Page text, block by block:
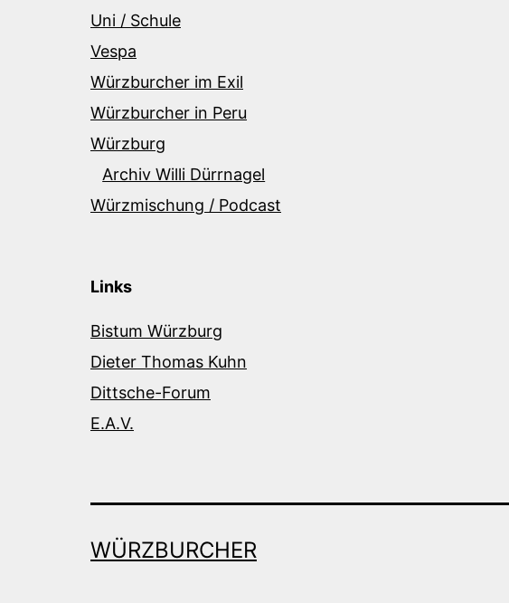
Uni / Schule
Vespa
Würzburcher im Exil
Würzburcher in Peru
Würzburg
Archiv Willi Dürrnagel
Würzmischung / Podcast
Links
Bistum Würzburg
Dieter Thomas Kuhn
Dittsche-Forum
E.A.V.
WÜRZBURCHER